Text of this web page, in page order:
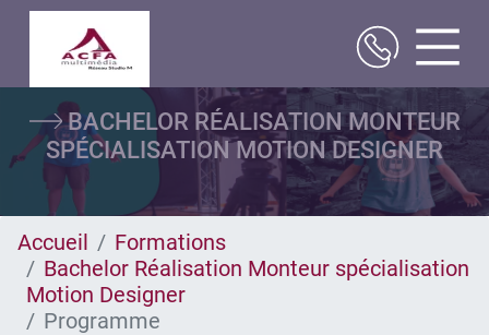
contenu
principal
BACHELOR RÉALISATION MONTEUR
SPÉCIALISATION MOTION DESIGNER
Accueil
Formations
Bachelor Réalisation Monteur spécialisation
Motion Designer
Programme